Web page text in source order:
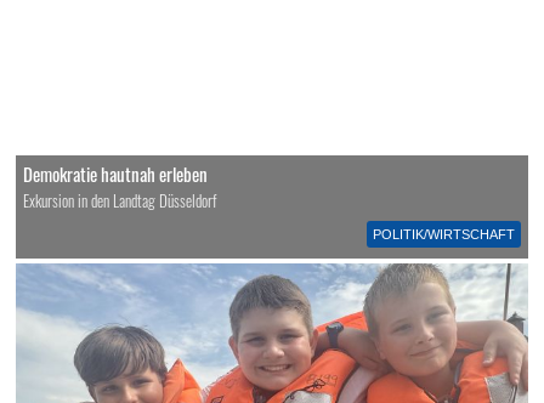
POLITIK/WIRTSCHAFT
Demokratie hautnah erleben
Exkursion in den Landtag Düsseldorf